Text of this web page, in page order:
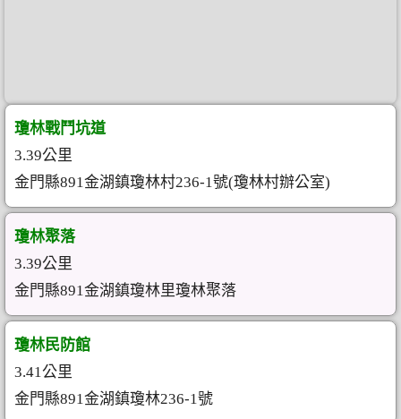
瓊林戰鬥坑道
3.39公里
金門縣891金湖鎮瓊林村236-1號(瓊林村辦公室)
瓊林聚落
3.39公里
金門縣891金湖鎮瓊林里瓊林聚落
瓊林民防館
3.41公里
金門縣891金湖鎮瓊林236-1號